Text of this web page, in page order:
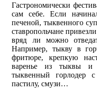
Гастрономически
сам себе. Если
печеной, тыквенного
ставропольчане
вряд ли можно
Например, тыкву в
фритюре, крепкую
варенье из тыквы и
тыквенный горлодер
пастилу, смузи…